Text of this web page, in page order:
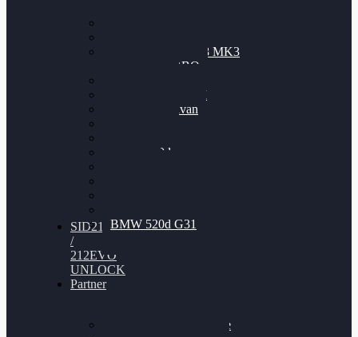
Nissan GT-R35 3.8 MK3
V6 TWINTURBO
VW Passat 2.0TDI
VW T6 Multivan
BMW 120d
BMW 520d G31
SID212
/
212EVO
UNLOCK
Partner
Bilgenroth Performance